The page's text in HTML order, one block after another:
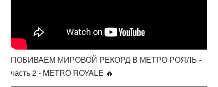
ПОБИВАЕМ МИРОВОЙ РЕКОРД В МЕТРО РОЯЛЬ -
часть 2 - METRO ROYALE 🔥